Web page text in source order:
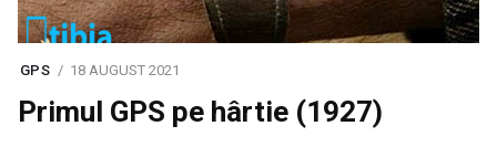
GPS 18 AUGUST 2021
Primul GPS pe hârtie (1927)